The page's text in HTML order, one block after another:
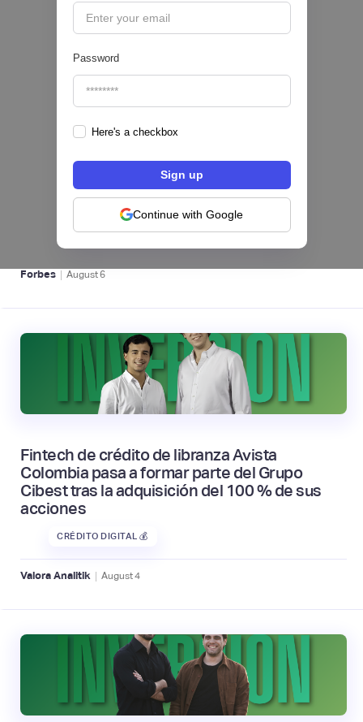
Password
Here's a checkbox
Continue with Google
hiSofi, Fintech de gestión de cobranzas,
levanta US$1 millón para instalar un hub
regional en Uruguay
BFM 👔
Forbes | August6
Fintech de crédito de libranza Avista
Colombia pasa a formar parte del Grupo
Cibest tras la adquisición del 100 % de sus
acciones
CRÉDITO DIGITAL 💰
Valora Analitik | August4